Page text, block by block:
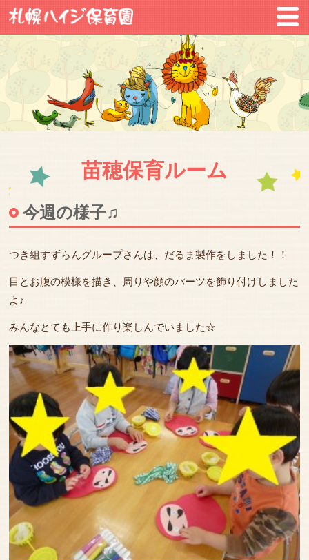
苗穂保育ルーム
今週の様子♫
つき組すずらんグループさんは、だるま製作をしました！！
目とお腹の模様を描き、周りや顔のパーツを飾り付けしました
よ♪
みんなとても上手に作り楽しんでいました☆